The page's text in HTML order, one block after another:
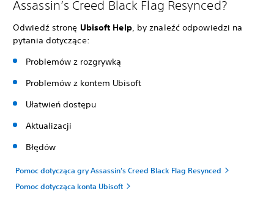
Assassin’s Creed Black Flag Resynced?
Odwiedź stronę Ubisoft Help, by znaleźć odpowiedzi na
pytania dotyczące:
Problemów z rozgrywką
Problemów z kontem Ubisoft
Ułatwień dostępu
Aktualizacji
Błędów
Pomoc dotycząca gry Assassin’s Creed Black Flag Resynced
Pomoc dotycząca konta Ubisoft